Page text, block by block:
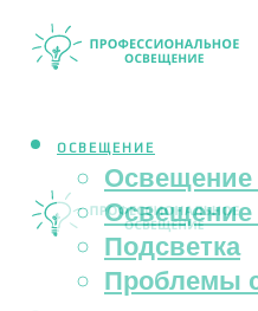
ОСВЕЩЕНИЕ
Освещение
Освещение
Подсветка
Проблемы